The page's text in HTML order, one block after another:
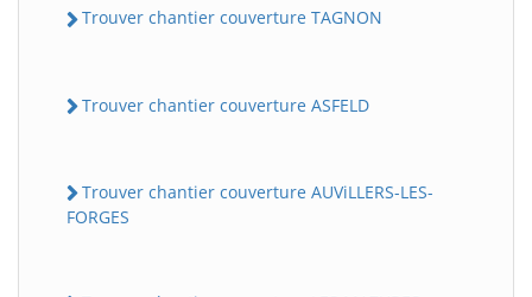
Trouver chantier couverture TAGNON
Trouver chantier couverture ASFELD
Trouver chantier couverture AUViLLERS-LES-
FORGES